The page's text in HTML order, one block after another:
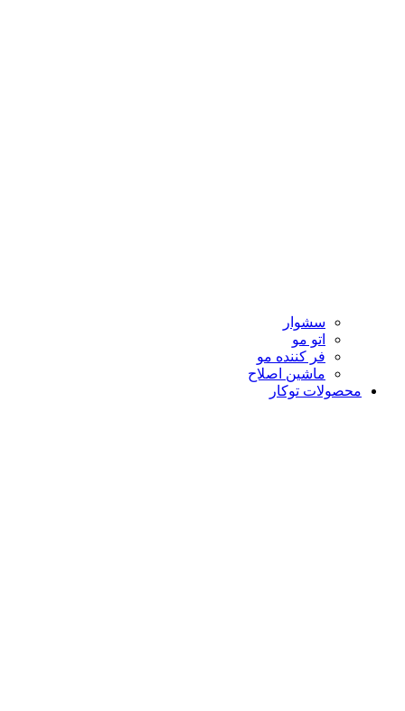
سشوار
اتو مو
فر کننده مو
ماشین اصلاح
محصولات توکار